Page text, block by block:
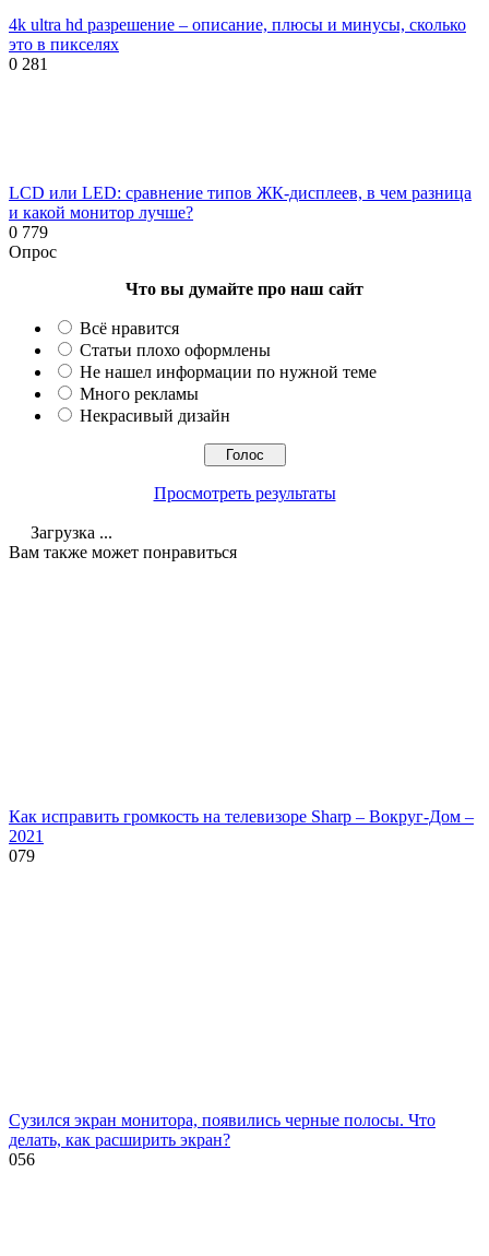
4k ultra hd разрешение – описание, плюсы и минусы, сколько
это в пикселях
0 281
LCD или LED: сравнение типов ЖК-дисплеев, в чем разница
и какой монитор лучше?
0 779
Опрос
Что вы думайте про наш сайт
Всё нравится
Статьи плохо оформлены
Не нашел информации по нужной теме
Много рекламы
Некрасивый дизайн
Просмотреть результаты
Загрузка ...
Вам также может понравиться
Как исправить громкость на телевизоре Sharp – Вокруг-Дом –
2021
079
Сузился экран монитора, появились черные полосы. Что
делать, как расширить экран?
056